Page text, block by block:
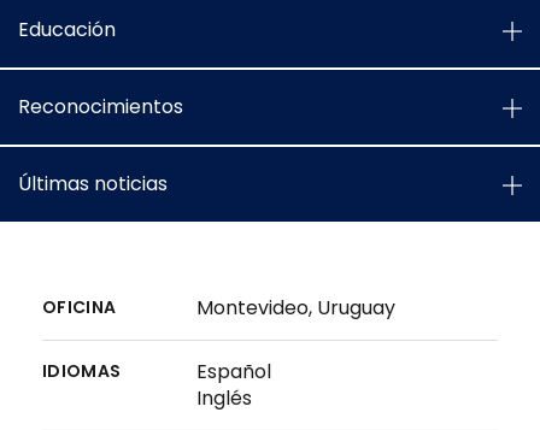
Educación
Reconocimientos
Últimas noticias
OFICINA Montevideo, Uruguay
IDIOMAS
Español
Inglés